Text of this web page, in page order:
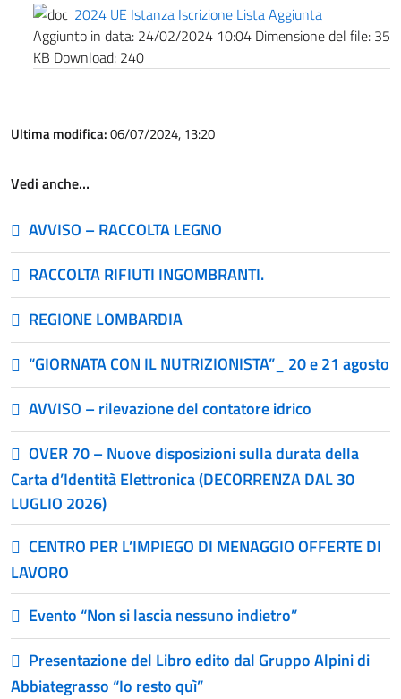
2024 UE Istanza Iscrizione Lista Aggiunta
Aggiunto in data: 24/02/2024 10:04 Dimensione del file: 35
KB Download: 240
Ultima modifica:06/07/2024, 13:20
Vedi anche…
AVVISO – RACCOLTA LEGNO
RACCOLTA RIFIUTI INGOMBRANTI.
REGIONE LOMBARDIA
“GIORNATA CON IL NUTRIZIONISTA”_ 20 e 21 agosto
AVVISO – rilevazione del contatore idrico
OVER 70 – Nuove disposizioni sulla durata della
Carta d’Identità Elettronica (DECORRENZA DAL 30
LUGLIO 2026)
CENTRO PER L’IMPIEGO DI MENAGGIO OFFERTE DI
LAVORO
Evento “Non si lascia nessuno indietro”
Presentazione del Libro edito dal Gruppo Alpini di
Abbiategrasso “Io resto quì”